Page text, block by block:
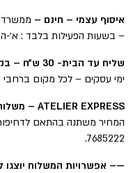
איסוף עצמי – חינם –
– בשעות הפעילות בלבד : א׳-ה׳ 9:00-19:30 ו׳ 9:00-
שליח עד הבית- 30 ש״ח – בקנייה מעל ל-500 ש״ח – חינם!
ימי עסקים – לכל מקום ברחבי
ATELIER EXPRESS – משלוח בהול
7685222.
—– אפשרויות המשלוח